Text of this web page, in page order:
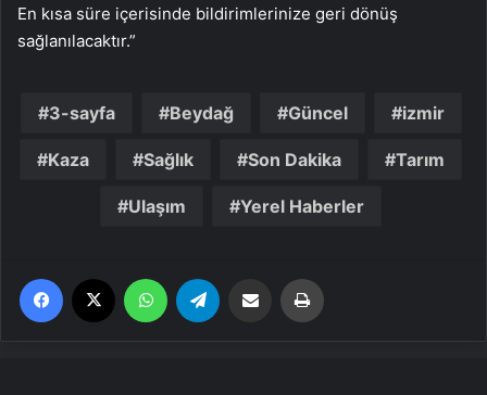
En kısa süre içerisinde bildirimlerinize geri dönüş
sağlanılacaktır.”
3-sayfa Beydağ Güncel izmir
Kaza Sağlık Son Dakika Tarım
Ulaşım Yerel Haberler
Facebook WhatsApp Email'den paylaş